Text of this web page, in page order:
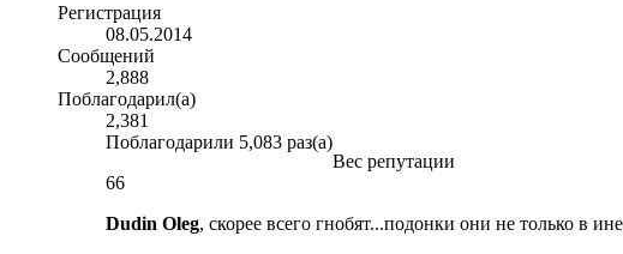
Регистрация
08.05.2014
Сообщений
2,888
Поблагодарил(а)
2,381
Поблагодарили 5,083 раз(а)
Вес репутации
66
Dudin Oleg, скорее всего гнобят...подонки они не только в